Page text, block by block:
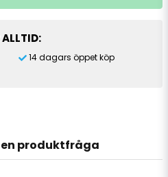
14 dagars öppet köp
produktfråga